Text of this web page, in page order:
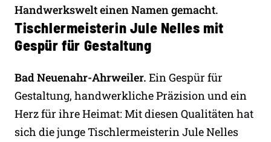
Handwerkswelt einen Namen gemacht.
Tischlermeisterin Jule Nelles mit
Gespür für Gestaltung
Bad Neuenahr-Ahrweiler. Ein Gespür für
Gestaltung, handwerkliche Präzision und ein
Herz für ihre Heimat: Mit diesen Qualitäten hat
sich die junge Tischlermeisterin Jule Nelles